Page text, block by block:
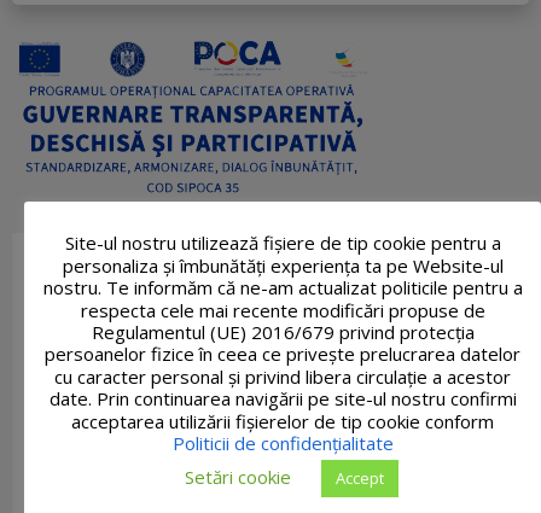
Site-ul nostru utilizează fişiere de tip cookie pentru a
personaliza și îmbunătăți experiența ta pe Website-ul
nostru. Te informăm că ne-am actualizat politicile pentru a
respecta cele mai recente modificări propuse de
Regulamentul (UE) 2016/679 privind protecția
persoanelor fizice în ceea ce privește prelucrarea datelor
cu caracter personal și privind libera circulație a acestor
date. Prin continuarea navigării pe site-ul nostru confirmi
acceptarea utilizării fişierelor de tip cookie conform
Politicii de confidențialitate
Setări cookie
Accept